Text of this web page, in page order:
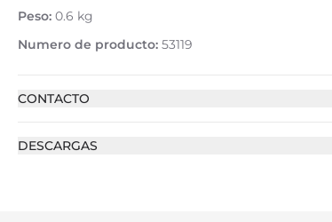
Peso: 0.6 kg
Numero de producto: 53119
CONTACTO
DESCARGAS